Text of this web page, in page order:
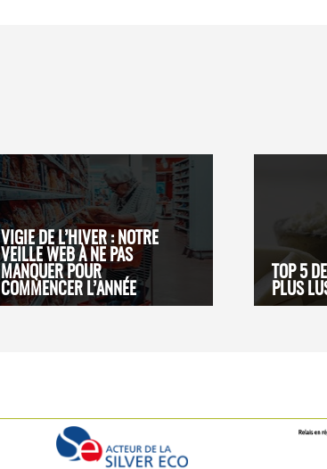
VIGIE DE L’HIVER : NOTRE
VEILLE WEB À NE PAS
MANQUER POUR
COMMENCER L’ANNÉE
TOP 5
PLUS